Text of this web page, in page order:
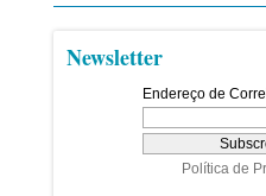
Newsletter